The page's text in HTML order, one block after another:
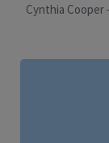
Cynthia Cooper